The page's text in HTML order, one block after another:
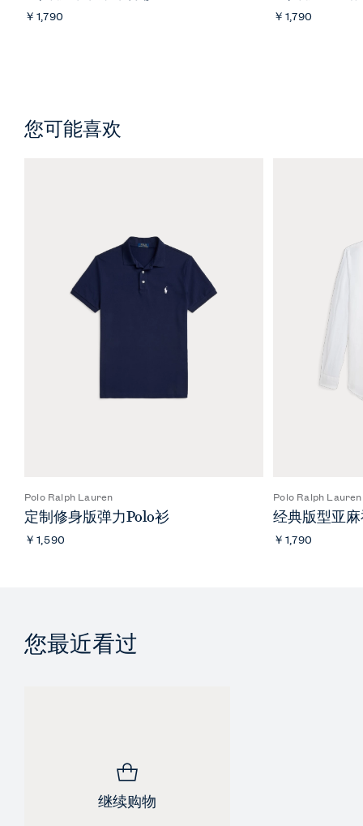
￥1,790 ￥1,790
您可能喜欢
Polo Ralph Lauren
定制修身版弹力Polo衫
￥1,590
Polo Ralph Lauren
经典版型亚
￥1,790
您最近看过
继续购物